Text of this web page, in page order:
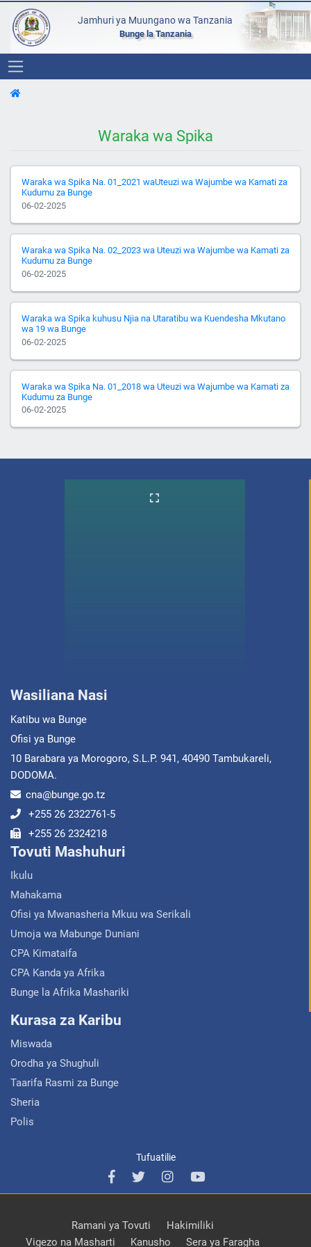
Jamhuri ya Muungano wa Tanzania
Bunge la Tanzania
Waraka wa Spika
Waraka wa Spika Na. 01_2021 waUteuzi wa Wajumbe wa Kamati za
Kudumu za Bunge
06-02-2025
Waraka wa Spika Na. 02_2023 wa Uteuzi wa Wajumbe wa Kamati za
Kudumu za Bunge
06-02-2025
Waraka wa Spika kuhusu Njia na Utaratibu wa Kuendesha Mkutano
wa 19 wa Bunge
06-02-2025
Waraka wa Spika Na. 01_2018 wa Uteuzi wa Wajumbe wa Kamati za
Kudumu za Bunge
06-02-2025
Wasiliana Nasi
Katibu wa Bunge
Ofisi ya Bunge
10 Barabara ya Morogoro, S.L.P. 941, 40490 Tambukareli,
DODOMA.
cna@bunge.go.tz
+255 26 2322761-5
+255 26 2324218
Tovuti Mashuhuri
Ikulu
Mahakama
Ofisi ya Mwanasheria Mkuu wa Serikali
Umoja wa Mabunge Duniani
CPA Kimataifa
CPA Kanda ya Afrika
Bunge la Afrika Mashariki
Kurasa za Karibu
Miswada
Orodha ya Shughuli
Taarifa Rasmi za Bunge
Sheria
Polis
Tufuatilie
Ramani ya Tovuti
Hakimiliki
Vigezo na Masharti
Kanusho Sera ya Faragha